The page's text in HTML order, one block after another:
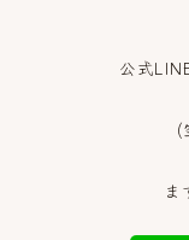
公式
(